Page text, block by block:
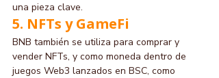
una pieza clave.
5. NFTs y GameFi
BNB también se utiliza para comprar y
vender NFTs, y como moneda dentro de
juegos Web3 lanzados en BSC, como